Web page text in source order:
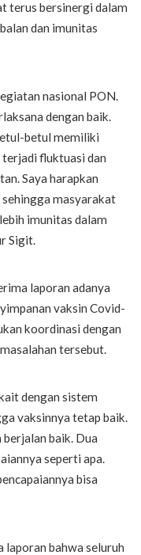
terus bersinergi dalam
dan imunitas
nasional PON.
dengan baik.
betul memiliki
terjadi fluktuasi dan
Saya harapkan
masyarakat
imunitas dalam
Sigit.
laporan adanya
vaksin Covid-
koordinasi dengan
tersebut.
dengan sistem
vaksinnya tetap baik.
baik. Dua
seperti apa.
bisa
laporan bahwa seluruh